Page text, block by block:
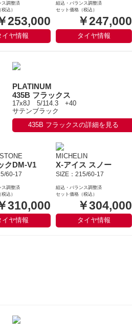
ス調整済
込）
253,000
イヤ情報
組込・バランス調整済
セット価格（税込）
￥247,000
タイヤ情報
PLATINUM
435B フラックス
17x8J 5/114.3 +40
サテンブラック
435B フラックスの詳細を見る
クDM-V1
60-17
ス調整済
込）
310,000
イヤ情報
MICHELIN
X-アイス スノー
SIZE：215/60-17
組込・バランス調整済
セット価格（税込）
￥304,000
タイヤ情報